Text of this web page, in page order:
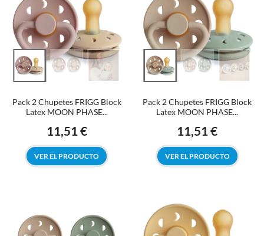
Pack 2 Chupetes FRIGG Block
Latex MOON PHASE...
Precio
11,51 €
VER EL PRODUCTO
Pack 2 Chupetes FRIGG Block
Latex MOON PHASE...
Precio
11,51 €
VER EL PRODUCTO